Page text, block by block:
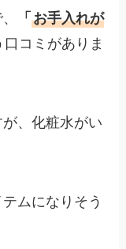
「お手入れが
口コミがありま
、化粧水がい
ムになりそう